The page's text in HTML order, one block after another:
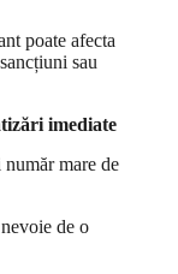
poate afecta
sau
imediate
număr mare de
de o